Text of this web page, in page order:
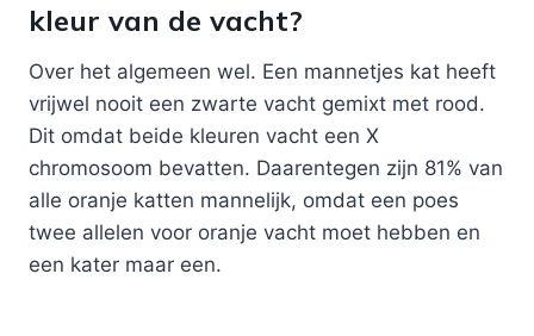
kleur van de vacht?
Over het algemeen wel. Een mannetjes kat heeft
vrijwel nooit een zwarte vacht gemixt met rood.
Dit omdat beide kleuren vacht een X
chromosoom bevatten. Daarentegen zijn 81% van
alle oranje katten mannelijk, omdat een poes
twee allelen voor oranje vacht moet hebben en
een kater maar een.